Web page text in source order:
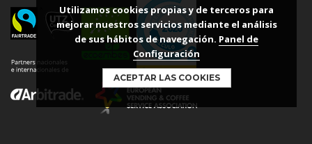
Utilizamos cookies propias y de terceros para
mejorar nuestros servicios mediante el análisis
de sus hábitos de navegación. Panel de
Configuración
ACEPTAR LAS COOKIES